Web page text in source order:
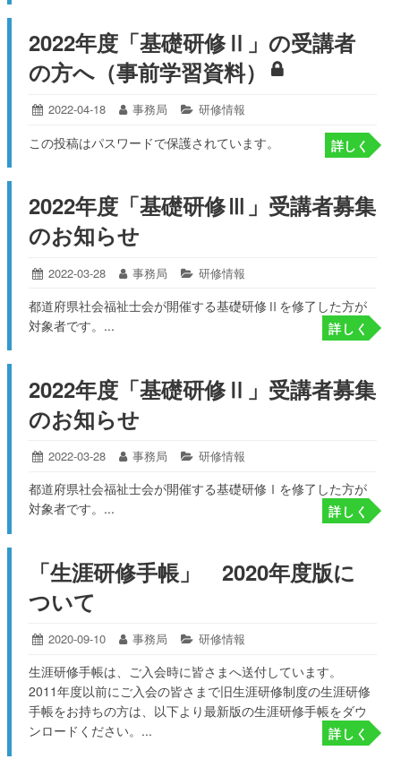
2022年度「基礎研修Ⅱ」の受講者
の方へ（事前学習資料）
投
日:
2022-04-182022-
15
投
者:
事務局
カ
ゴ
研修情報
この投稿はパスワードで保護されています。 詳しく
2022年度「基礎研修Ⅲ」受講者募集
のお知らせ
投
日:
2022-03-282022-
28
投
者:
事務局
カ
ゴ
研修情報
都道府県社会福祉士会が開催する基礎研修Ⅱを修了した方が
対象者です。...
詳しく
2022年度「基礎研修Ⅱ」受講者募集
のお知らせ
投
日:
2022-03-282022-
28
投
者:
事務局
カ
ゴ
研修情報
都道府県社会福祉士会が開催する基礎研修Ⅰを修了した方が
対象者です。...
詳しく
「生涯研修手帳」 2020年度版に
ついて
投
日:
2020-09-102020-
15
投
者:
事務局
カ
ゴ
リ
ー:
研修情報
生涯研修手帳は、ご入会時に皆さまへ送付しています。
2011年度以前にご入会の皆さまで旧生涯研修制度の生涯研修
手帳をお持ちの方は、以下より最新版の生涯研修手帳をダウ
ンロードください。...
詳しく